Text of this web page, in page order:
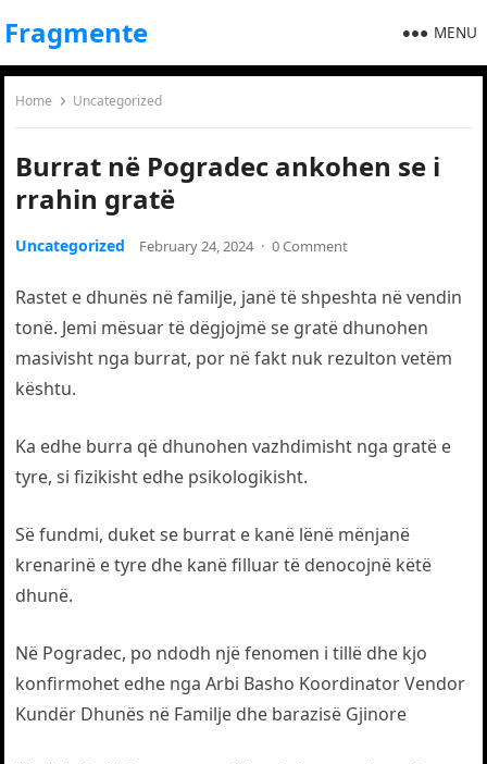
Fragmente MENU
Home Uncategorized
Burrat në Pogradec ankohen se i
rrahin gratë
Uncategorized February 24, 2024 · 0 Comment
Rastet e dhunës në familje, janë të shpeshta në vendin
tonë. Jemi mësuar të dëgjojmë se gratë dhunohen
masivisht nga burrat, por në fakt nuk rezulton vetëm
kështu.
Ka edhe burra që dhunohen vazhdimisht nga gratë e
tyre, si fizikisht edhe psikologikisht.
Së fundmi, duket se burrat e kanë lënë mënjanë
krenarinë e tyre dhe kanë filluar të denocojnë këtë
dhunë.
Në Pogradec, po ndodh një fenomen i tillë dhe kjo
konfirmohet edhe nga Arbi Basho Koordinator Vendor
Kundër Dhunës në Familje dhe barazisë Gjinore